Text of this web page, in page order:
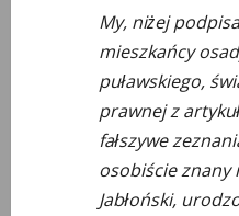
My, niżej
mieszkańcy
puławskiego,
prawnej z
fałszywe
osobiście znany
Jabłoński,